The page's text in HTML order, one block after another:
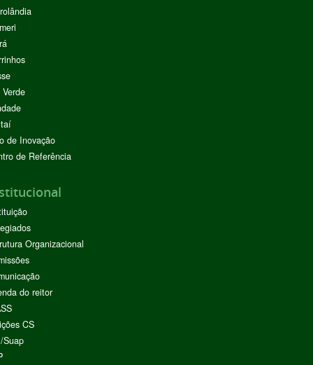
de Inovação
de Referência
Organizacional
do reitor
CS
Suap